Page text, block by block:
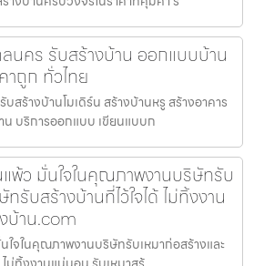
นคร รับสร้างบ้าน ออกแบบบ้าน
าถูก ทั่วไทย
สร้างบ้านโมเดิร์น สร้างบ้านหรู สร้างอาคาร
น บริการออกแบบ เขียนแบบก
พ้ว มั่นใจในคุณภาพงานบริษัทรับ
รับสร้างบ้านที่ไว้ใจได้ ไม่ทิ้งงาน
บ้าน.com
จในคุณภาพงานบริษัทรับเหมาก่อสร้างและ